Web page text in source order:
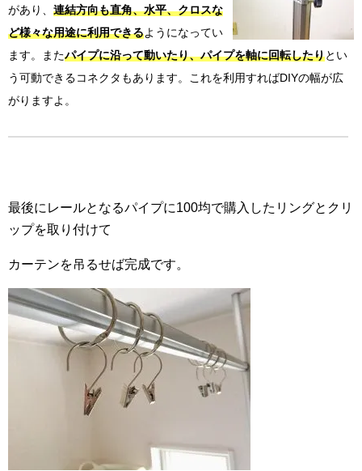
があり、 連結方向も直角、水平、クロスな
ど様々な用途に利用できるようになってい
ます。またパイプに沿って動いたり、パイプを軸に回転したりとい
う可動できるコネクタもあります。これを利用すればDIYの幅が広
がりますよ。
最後にレールとなるパイプに100均で購入したリングとクリ
ップを取り付けて
カーテンを吊るせば完成です。